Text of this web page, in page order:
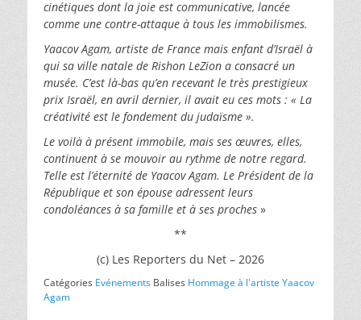
cinétiques dont la joie est communicative, lancée
comme une contre-attaque à tous les immobilismes.
Yaacov Agam, artiste de France mais enfant d’Israël à
qui sa ville natale de Rishon LeZion a consacré un
musée. C’est là-bas qu’en recevant le très prestigieux
prix Israël, en avril dernier, il avait eu ces mots : « La
créativité est le fondement du judaïsme ».
Le voilà à présent immobile, mais ses œuvres, elles,
continuent à se mouvoir au rythme de notre regard.
Telle est l’éternité de Yaacov Agam. Le Président de la
République et son épouse adressent leurs
condoléances à sa famille et à ses proches »
**
(c) Les Reporters du Net – 2026
Catégories Evénements Balises Hommage à l'artiste Yaacov
Agam